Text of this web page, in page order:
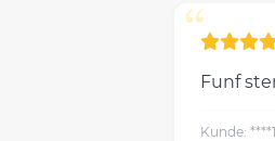
“
Funf
Kunde: